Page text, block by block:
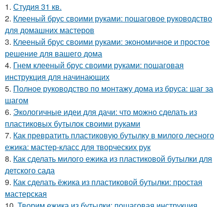
1. Студия 31 кв.
2. Клееный брус своими руками: пошаговое руководство
для домашних мастеров
3. Клееный брус своими руками: экономичное и простое
решение для вашего дома
4. Гнем клееный брус своими руками: пошаговая
инструкция для начинающих
5. Полное руководство по монтажу дома из бруса: шаг за
шагом
6. Экологичные идеи для дачи: что можно сделать из
пластиковых бутылок своими руками
7. Как превратить пластиковую бутылку в милого лесного
ежика: мастер-класс для творческих рук
8. Как сделать милого ежика из пластиковой бутылки для
детского сада
9. Как сделать ёжика из пластиковой бутылки: простая
мастерская